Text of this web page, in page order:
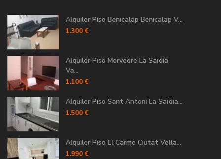
Alquiler Piso Benicalap Benicalap V...
1.300 €
Alquiler Piso Morvedre La Saïdia
Va...
1.100 €
Alquiler Piso Sant Antoni La Saïdia...
1.500 €
Alquiler Piso El Carme Ciutat Vella...
1.990 €